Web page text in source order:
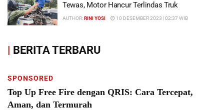
Tewas, Motor Hancur Terlindas Truk
AUTHOR:RINI YOSI 10 DESEMBER 2023 | 02:37 WIB
| BERITA TERBARU
SPONSORED
Top Up Free Fire dengan QRIS: Cara Tercepat,
Aman, dan Termurah